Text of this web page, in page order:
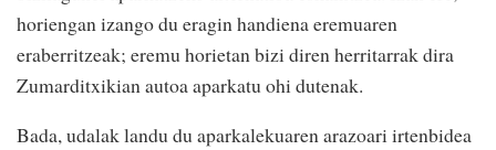
horiengan izango du eragin handiena eremuaren
eraberritzeak; eremu horietan bizi diren herritarrak dira
Zumarditxikian autoa aparkatu ohi dutenak.
Bada, udalak landu du aparkalekuaren arazoari irtenbidea